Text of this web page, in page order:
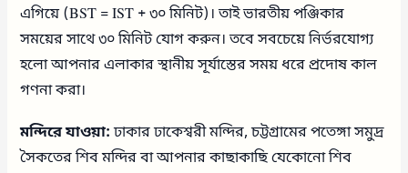
এগিয়ে (BST = IST + ৩০ মিনিট)। তাই ভারতীয় পঞ্জিকার
সময়ের সাথে ৩০ মিনিট যোগ করুন। তবে সবচেয়ে নির্ভরযোগ্য
হলো আপনার এলাকার স্থানীয় সূর্যাস্তের সময় ধরে প্রদোষ কাল
গণনা করা।
মন্দিরে যাওয়া:ঢাকার ঢাকেশ্বরী মন্দির, চট্টগ্রামের পতেঙ্গা সমুদ্র
সৈকতের শিব মন্দির বা আপনার কাছাকাছি যেকোনো শিব